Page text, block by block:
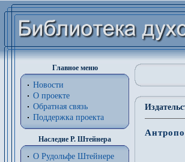
Главное меню
Новости
О проекте
Обратная связь
Поддержка проекта
Наследие Р. Штейнера
О Рудольфе Штейнере